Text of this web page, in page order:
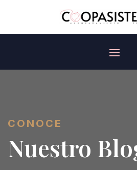
CONOCE
Nuestro